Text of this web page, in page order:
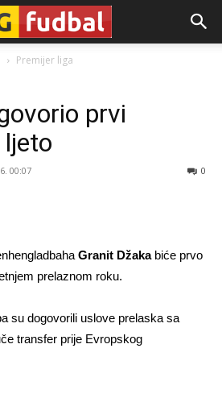
Premijer liga
prvi
00:07 0
Granit Džakabiće prvo
prelaznom roku.
su dogovorili uslove prelaska sa
transfer prije Evropskog